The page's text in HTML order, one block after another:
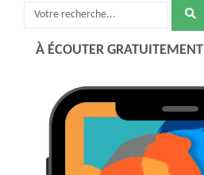
Recherche
À ÉCOUTER GRATUITEMENT